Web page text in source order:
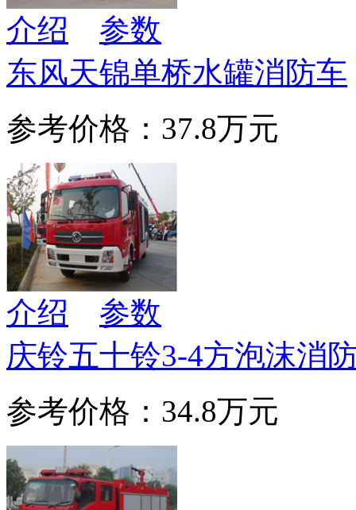
介绍
参数
东风天锦单桥水罐消防车
参考价格：37.8万元
介绍
参数
庆铃五十铃3-4方泡沫消
参考价格：34.8万元